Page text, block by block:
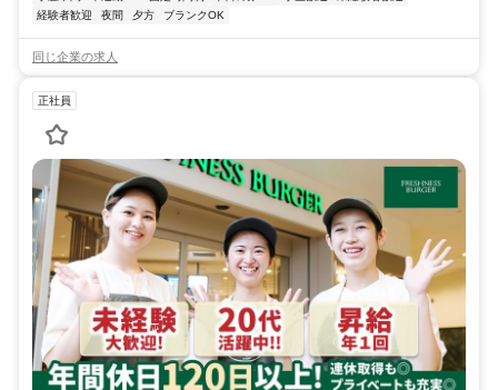
経験者歓迎
夜間 夕方 ブランクOK
同じ企業の求人
正社員